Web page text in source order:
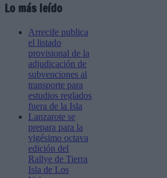
Lo más leído
Arrecife publica
el listado
provisional de la
adjudicación de
subvenciones al
transporte para
estudios reglados
fuera de la Isla
Lanzarote se
prepara para la
vigésimo octava
edición del
Rallye de Tierra
Isla de Los